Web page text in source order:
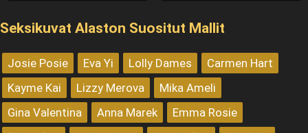
Seksikuvat Alaston Suositut Mallit
Josie Posie Eva Yi Lolly Dames
Carmen Hart
Kayme Kai
Lizzy Merova
Mika Ameli
Gina Valentina
Anna Marek
Emma Rosie